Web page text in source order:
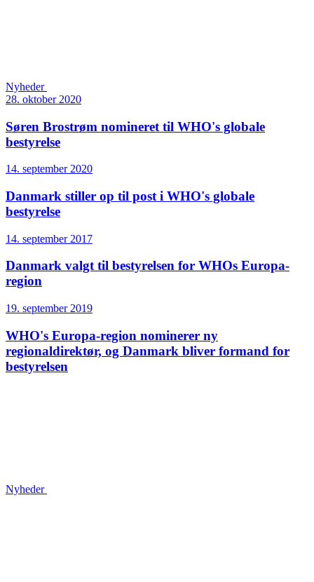
Nyheder
28. oktober 2020
Søren Brostrøm nomineret til WHO's globale
bestyrelse
14. september 2020
Danmark stiller op til post i WHO's globale
bestyrelse
14. september 2017
Danmark valgt til bestyrelsen for WHOs Europa-
region
19. september 2019
WHO's Europa-region nominerer ny
regionaldirektør, og Danmark bliver formand for
bestyrelsen
Nyheder